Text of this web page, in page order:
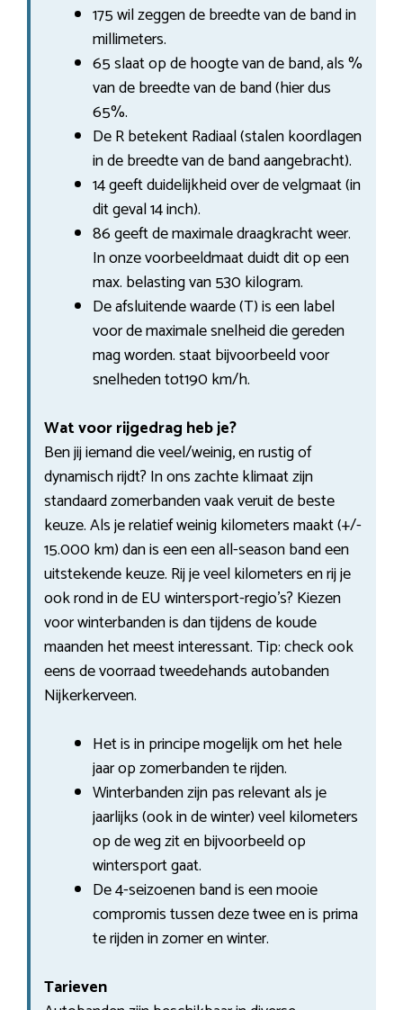
175 wil zeggen de breedte van de band in
millimeters.
65 slaat op de hoogte van de band, als %
van de breedte van de band (hier dus
65%.
De R betekent Radiaal (stalen koordlagen
in de breedte van de band aangebracht).
14 geeft duidelijkheid over de velgmaat (in
dit geval 14 inch).
86 geeft de maximale draagkracht weer.
In onze voorbeeldmaat duidt dit op een
max. belasting van 530 kilogram.
De afsluitende waarde (T) is een label
voor de maximale snelheid die gereden
mag worden. staat bijvoorbeeld voor
snelheden tot190 km/h.
Wat voor rijgedrag heb je?
Ben jij iemand die veel/weinig, en rustig of
dynamisch rijdt? In ons zachte klimaat zijn
standaard zomerbanden vaak veruit de beste
keuze. Als je relatief weinig kilometers maakt (+/-
15.000 km) dan is een een all-season band een
uitstekende keuze. Rij je veel kilometers en rij je
ook rond in de EU wintersport-regio’s? Kiezen
voor winterbanden is dan tijdens de koude
maanden het meest interessant. Tip: check ook
eens de voorraad tweedehands autobanden
Nijkerkerveen.
Het is in principe mogelijk om het hele
jaar op zomerbanden te rijden.
Winterbanden zijn pas relevant als je
jaarlijks (ook in de winter) veel kilometers
op de weg zit en bijvoorbeeld op
wintersport gaat.
De 4-seizoenen band is een mooie
compromis tussen deze twee en is prima
te rijden in zomer en winter.
Tarieven